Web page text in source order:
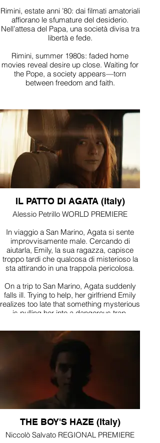
Rimini, estate anni ’80: dai filmati amatoriali
affiorano le sfumature del desiderio.
Nell’attesa del Papa, una società divisa tra
libertà e fede.
Rimini, summer 1980s: faded home
movies reveal desire up close. Waiting for
the Pope, a society appears—torn
between freedom and faith.
IL PATTO DI AGATA (Italy)
Alessio Petrillo WORLD PREMIERE
In viaggio a San Marino, Agata si sente
improvvisamente male. Cercando di
aiutarla, Emily, la sua ragazza, capisce
troppo tardi che qualcosa di misterioso la
sta attirando in una trappola pericolosa.
On a trip to San Marino, Agata suddenly
falls ill. Trying to help, her girlfriend Emily
realizes too late that something mysterious
is pulling her into a dangerous trap.
THE BOY'S HAZE (Italy)
Niccolò Salvato REGIONAL PREMIERE